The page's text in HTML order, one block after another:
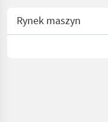
Rynek maszyn